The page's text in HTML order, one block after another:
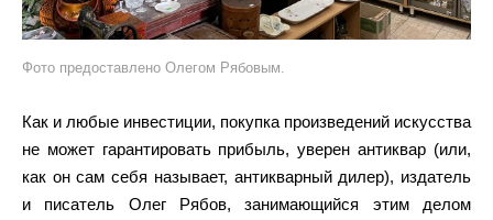
Фото предоставлено Олегом Рябовым.
Как и любые инвестиции, покупка произведений искусства
не может гарантировать прибыль, уверен антиквар (или,
как он сам себя называет, антикварный дилер), издатель
и писатель Олег Рябов, занимающийся этим делом